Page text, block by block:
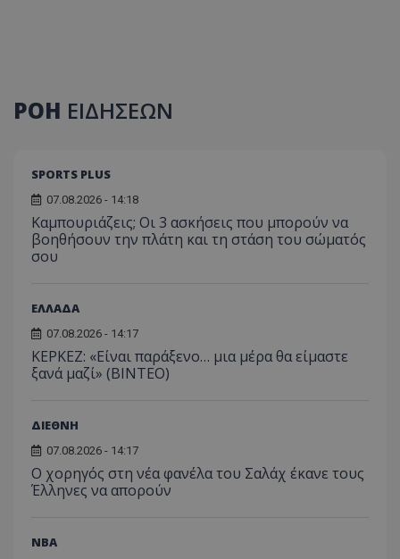
ΡΟΗ ΕΙΔΗΣΕΩΝ
SPORTS PLUS
07.08.2026 - 14:18
Καμπουριάζεις; Οι 3 ασκήσεις που μπορούν να
βοηθήσουν την πλάτη και τη στάση του σώματός
σου
ΕΛΛΑΔΑ
07.08.2026 - 14:17
ΚΕΡΚΕΖ: «Είναι παράξενο… μια μέρα θα είμαστε
ξανά μαζί» (BINTEO)
ΔΙΕΘΝΗ
07.08.2026 - 14:17
Ο χορηγός στη νέα φανέλα του Σαλάχ έκανε τους
Έλληνες να απορούν
NBA